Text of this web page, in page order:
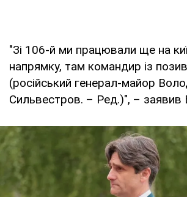
"Зі 106-й ми працювали ще на
напрямку, там командир із
(російський генерал-майор
Сильвестров. – Ред.)", – заявив